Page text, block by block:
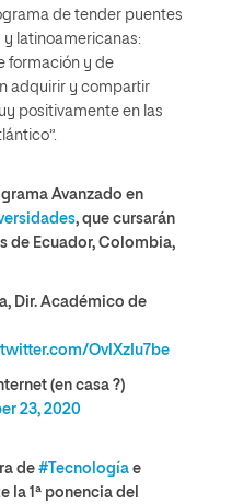
de tender puentes
latinoamericanas:
formación y de
adquirir y compartir
positivamente en las
Avanzado en
, que cursarán
de Ecuador, Colombia,
Dir. Académico de
OvlXzIu7be
(en casa ?)
23, 2020
de #Tecnología e
la 1ª ponencia del